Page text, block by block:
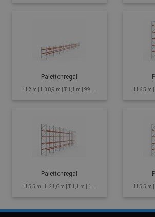
Palettenregal
H 2 m | L 30,9 m | T 1,1 m | 99 ... H 6,5 m
Palettenregal
H 5,5 m | L 21,6 m | T 1,1 m | 1... H 5,5 m